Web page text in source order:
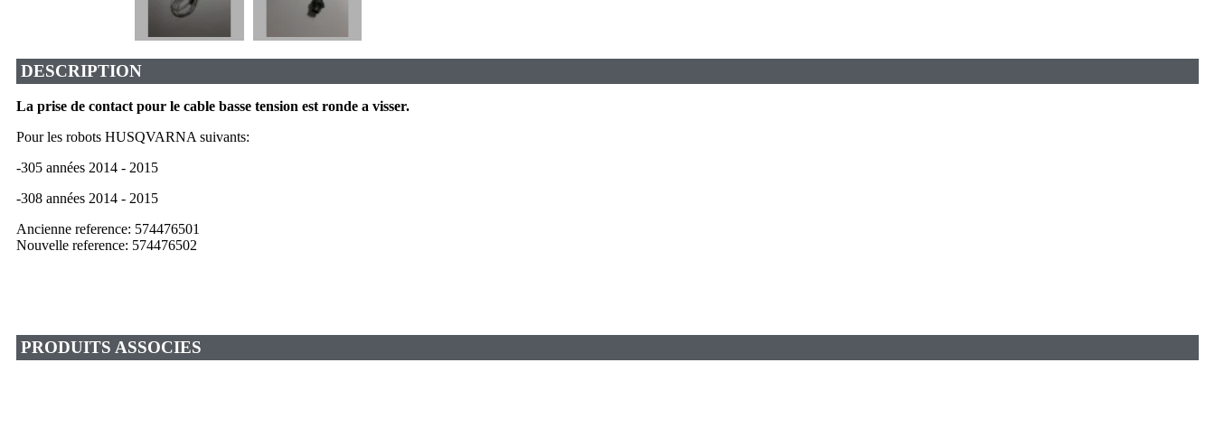
DESCRIPTION
La prise de contact pour le cable basse tension est ronde a visser.
Pour les robots HUSQVARNA suivants:
-305 années 2014 - 2015
-308 années 2014 - 2015
Ancienne reference: 574476501
Nouvelle reference: 574476502
PRODUITS ASSOCIES